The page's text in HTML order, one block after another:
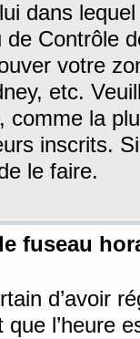
dans
Contrôle
votre
etc.
comme la
inscrits.
le faire.
fuseau
d’avoir
l’heure